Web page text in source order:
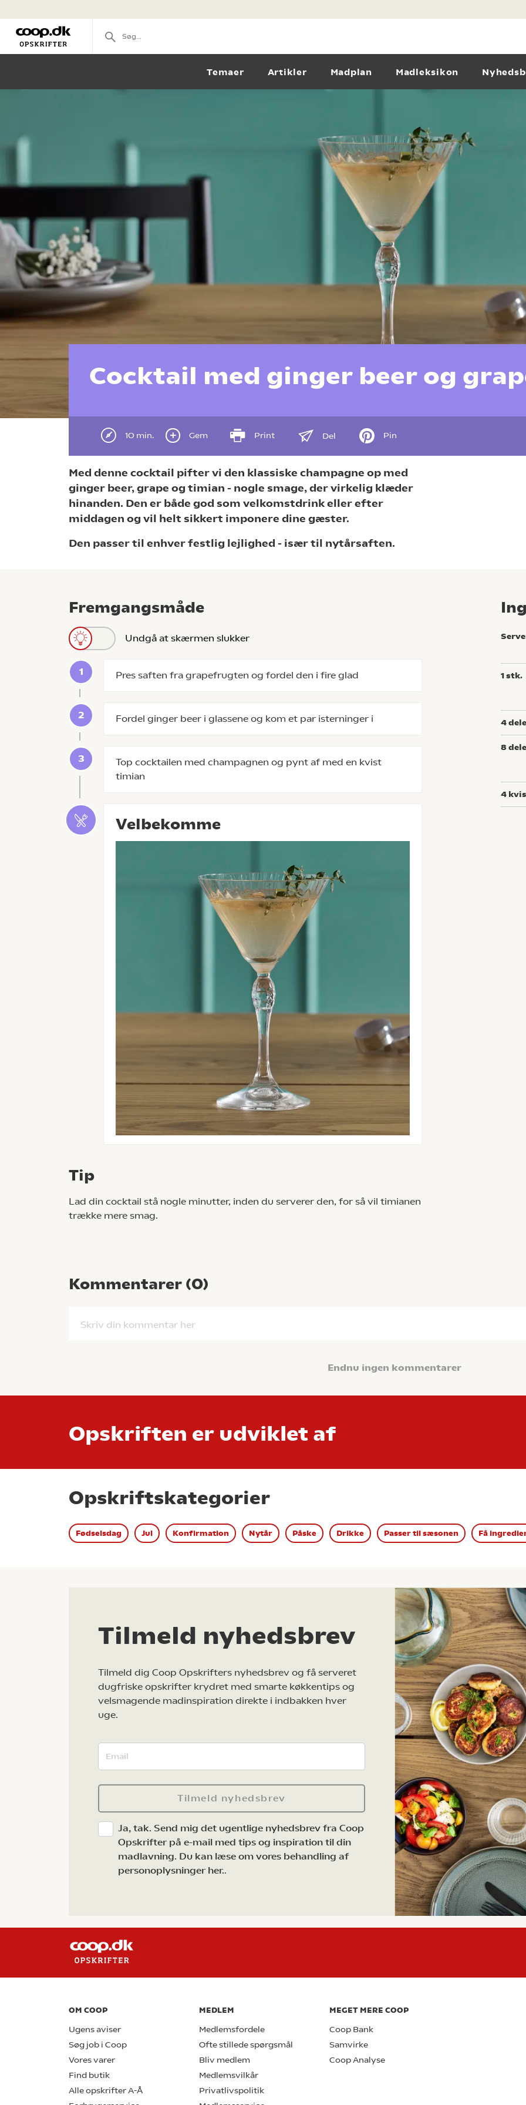
Temaer Artikler Madplan Madleksikon
Cocktail med ginger beer og
10 min. Gem Print Del Pin
Med denne cocktail pifter vi den klassiske champagne op med
ginger beer, grape og timian - nogle smage, der virkelig klæder
hinanden. Den er både god som velkomstdrink eller efter
middagen og vil helt sikkert imponere dine gæster.
Den passer til enhver festlig lejlighed - især til nytårsaften.
Fremgangsmåde
Undgå at skærmen slukker
Pres saften fra grapefrugten og fordel den i fire glad
Fordel ginger beer i glassene og kom et par isterninger i
Top cocktailen med champagnen og pynt af med en kvist
timian
Velbekomme
Tip
Lad din cocktail stå nogle minutter, inden du serverer den, for så vil timianen
trække mere smag.
1stk.
4dele
8 dele
4
Kommentarer (0)
Skriv din kommentar her
Endnu ingen kommentarer
Opskriften er udviklet af
Opskriftskategorier
Fødselsdag Jul Konfirmation Nytår Påske Drikke Passer til sæsonen Få
Tilmeld nyhedsbrev
Tilmeld dig Coop Opskrifters nyhedsbrev og få serveret
dugfriske opskrifter krydret med smarte køkkentips og
velsmagende madinspiration direkte i indbakken hver
uge.
Tilmeld nyhedsbrev
Ja, tak. Send mig det ugentlige nyhedsbrev fra Coop
Opskrifter på e-mail med tips og inspiration til din
madlavning. Du kan læse om vores behandling af
personoplysninger her..
OM COOP
Ugens aviser
Søg job i Coop
Vores varer
Find butik
Alle opskrifter A-Å
MEDLEM
Medlemsfordele
Ofte stillede spørgsmål
Bliv medlem
Medlemsvilkår
Privatlivspolitik
MEGET MERE COOP
Coop Bank
Samvirke
Coop Analyse